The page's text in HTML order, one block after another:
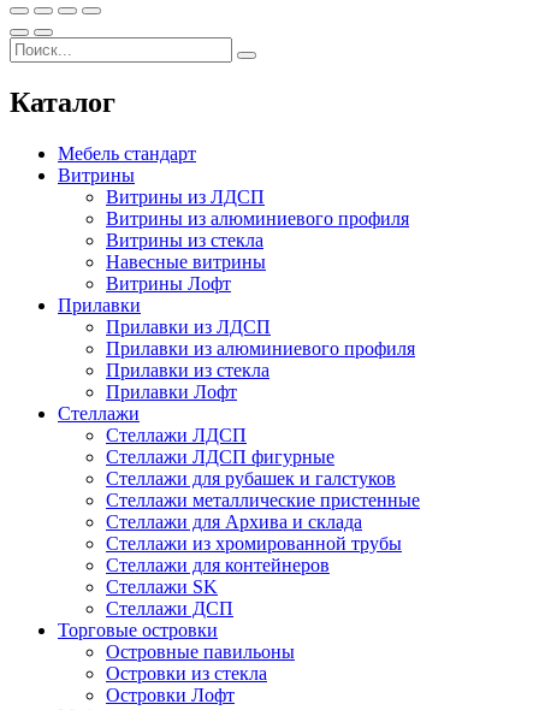
Каталог
Мебель стандарт
Витрины
Витрины из ЛДСП
Витрины из алюминиевого профиля
Витрины из стекла
Навесные витрины
Витрины Лофт
Прилавки
Прилавки из ЛДСП
Прилавки из алюминиевого профиля
Прилавки из стекла
Прилавки Лофт
Стеллажи
Стеллажи ЛДСП
Стеллажи ЛДСП фигурные
Стеллажи для рубашек и галстуков
Стеллажи металлические пристенные
Стеллажи для Архива и склада
Стеллажи из хромированной трубы
Стеллажи для контейнеров
Стеллажи SK
Стеллажи ДСП
Торговые островки
Островные павильоны
Островки из стекла
Островки Лофт